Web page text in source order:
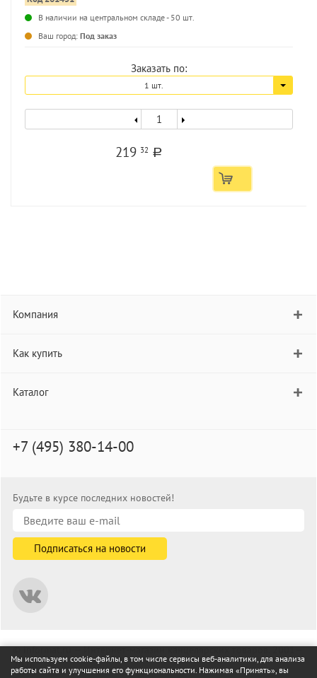
В наличии на центральном складе - 50 шт.
Ваш город: Под заказ
Заказать по:
1 шт.
219 32 a
Компания
Как купить
Каталог
+7 (495) 380-14-00
Будьте в курсе последних новостей!
© informat.ru — Интернет-магазин канцелярских товаров. 2001—
2026
Мы используем cookie-файлы, в том числе сервисы веб-аналитики, для анализа
работы сайта и улучшения его функциональности. Нажимая «Принять», вы